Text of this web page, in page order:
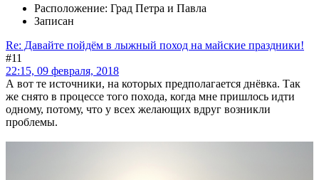
Расположение: Град Петра и Павла
Записан
Re: Давайте пойдём в лыжный поход на майские праздники!
#11
22:15, 09 февраля, 2018
А вот те источники, на которых предполагается днёвка. Так
же снято в процессе того похода, когда мне пришлось идти
одному, потому, что у всех желающих вдруг возникли
проблемы.